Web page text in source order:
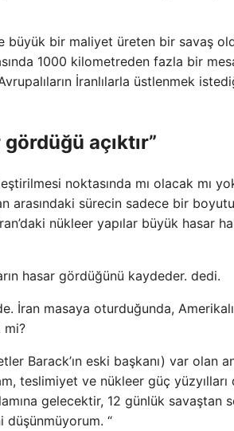
büyük bir maliyet üreten bir savaş
1000 kilometreden fazla bir
İranlılarla üstlenmek
açıktır”
noktasında mı olacak mı
arasındaki sürecin sadece bir
nükleer yapılar büyük hasar
hasar gördüğünü kaydeder. dedi.
İran masaya oturduğunda,
mi?
Barack’ın eski başkanı) var olan
teslimiyet ve nükleer güç yüzyılları
gelecektir, 12 günlük savaştan
düşünmüyorum. “